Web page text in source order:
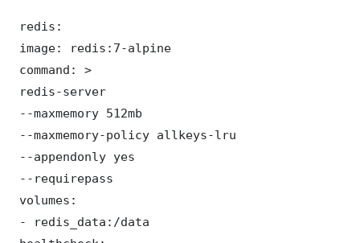
redis:
image: redis:7-alpine
command: >
redis-server
--maxmemory 512mb
--maxmemory-policy allkeys-lru
--appendonly yes
--requirepass
volumes:
- redis_data:/data